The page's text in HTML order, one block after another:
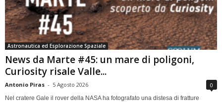
Astronautica ed Esplorazione Spaziale
News da Marte #45: un mare di poligoni,
Curiosity risale Valle...
Antonio Piras - 5 Agosto 2026 0
Nel cratere Gale il rover della NASA ha fotografato una distesa di fratture